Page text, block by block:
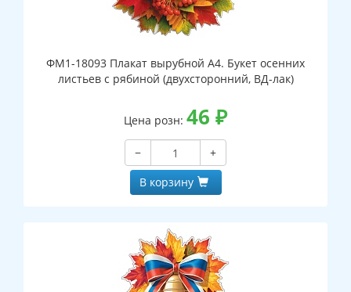
ФМ1-18093 Плакат вырубной А4. Букет осенних
листьев с рябиной (двухсторонний, ВД-лак)
Цена розн: 46 ₽
−
+
В корзину